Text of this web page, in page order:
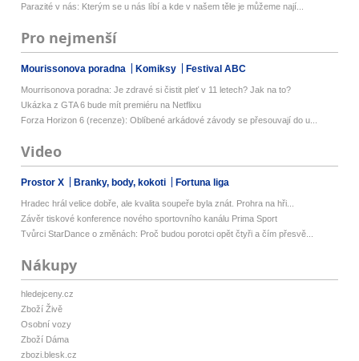
Parazité v nás: Kterým se u nás líbí a kde v našem těle je můžeme nají...
Pro nejmenší
Mourissonova poradna Komiksy Festival ABC
Mourrisonova poradna: Je zdravé si čistit pleť v 11 letech? Jak na to?
Ukázka z GTA 6 bude mít premiéru na Netflixu
Forza Horizon 6 (recenze): Oblíbené arkádové závody se přesouvají do u...
Video
Prostor X Branky, body, kokoti Fortuna liga
Hradec hrál velice dobře, ale kvalita soupeře byla znát. Prohra na hři...
Závěr tiskové konference nového sportovního kanálu Prima Sport
Tvůrci StarDance o změnách: Proč budou porotci opět čtyři a čím přesvě...
Nákupy
hledejceny.cz
Zboží Živě
Osobní vozy
Zboží Dáma
zbozi.blesk.cz